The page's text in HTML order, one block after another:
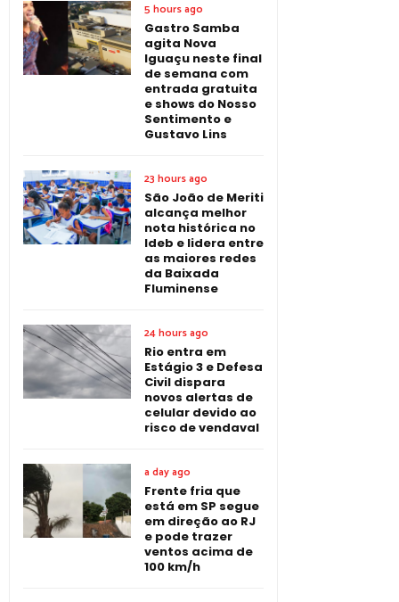
5 hours ago
Gastro Samba
agita Nova
Iguaçu neste final
de semana com
entrada gratuita
e shows do Nosso
Sentimento e
Gustavo Lins
23 hours ago
São João de Meriti
alcança melhor
nota histórica no
Ideb e lidera entre
as maiores redes
da Baixada
Fluminense
24 hours ago
Rio entra em
Estágio 3 e Defesa
Civil dispara
novos alertas de
celular devido ao
risco de vendaval
a day ago
Frente fria que
está em SP segue
em direção ao RJ
e pode trazer
ventos acima de
100 km/h